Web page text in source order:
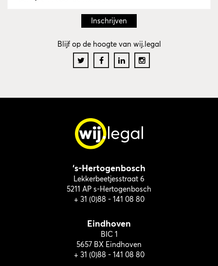
Blijf op de hoogte van wij.legal
‘s-Hertogenbosch
Lekkerbeetjesstraat 6
5211 AP s-Hertogenbosch
+ 31 (0)88 - 141 08 80
Eindhoven
BIC 1
5657 BX Eindhoven
+ 31 (0)88 - 141 08 80